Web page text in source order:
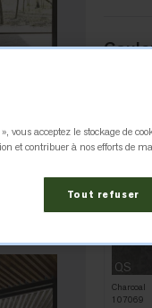
QS
107822
QS
Charcoal
107069
vous acceptez le stockage de
et contribuer à nos efforts de
Tout refuser